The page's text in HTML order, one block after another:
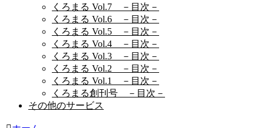
くろまる Vol.7 －目次－
くろまる Vol.6 －目次－
くろまる Vol.5 －目次－
くろまる Vol.4 －目次－
くろまる Vol.3 －目次－
くろまる Vol.2 －目次－
くろまる Vol.1 －目次－
くろまる創刊号 －目次－
その他のサービス